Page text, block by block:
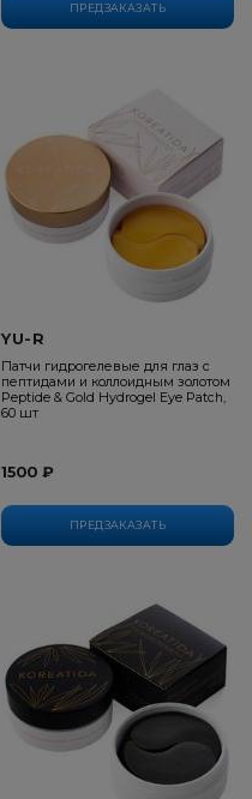
ПРЕДЗАКАЗАТЬ
ПРЕДЗАКАЗАТЬ
YU-R
Патчи гидрогелевые для глаз с
пептидами и коллоидным золотом
Peptide & Gold Hydrogel Eye Patch,
60 шт
1500 ₽